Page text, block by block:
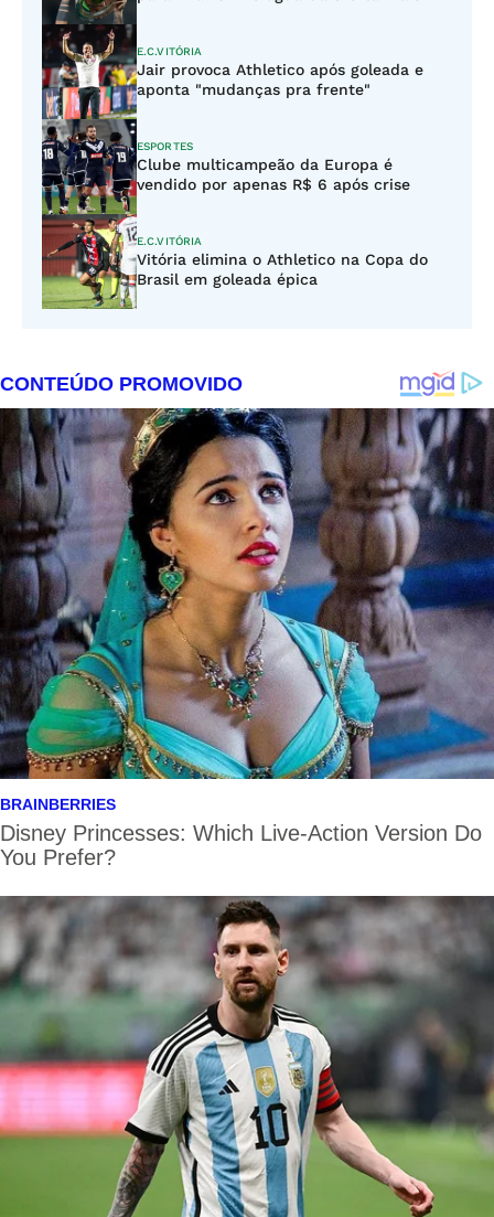
E.C.VITÓRIA
Jair provoca Athletico após goleada e
aponta "mudanças pra frente"
ESPORTES
Clube multicampeão da Europa é
vendido por apenas R$ 6 após crise
E.C.VITÓRIA
Vitória elimina o Athletico na Copa do
Brasil em goleada épica